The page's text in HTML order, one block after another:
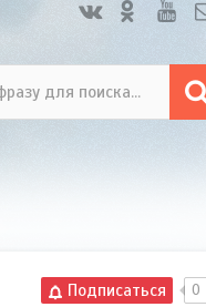
Подписаться 0